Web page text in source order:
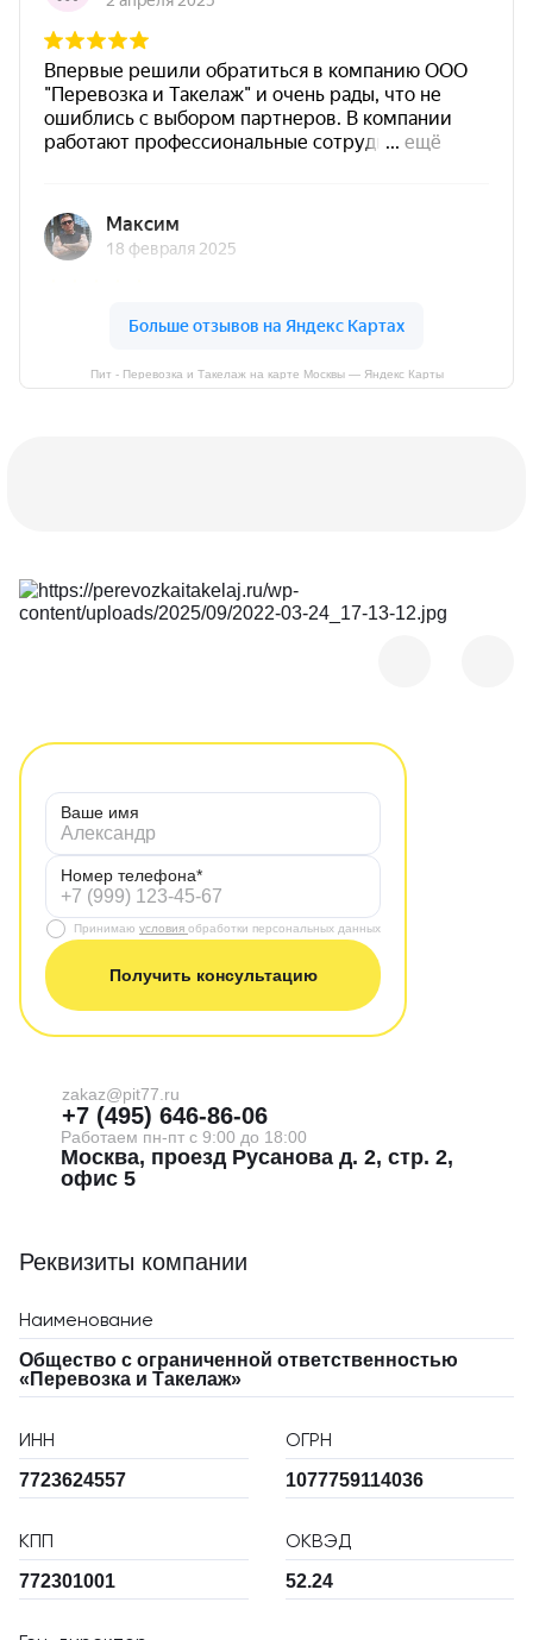
Пит - Перевозка и Такелаж на карте Москвы — Яндекс Карты
Ваше имя
Номер телефона*
Принимаю условия обработки персональных данных
Получить консультацию
zakaz@pit77.ru
+7 (495) 646-86-06
Работаем пн-пт с 9:00 до 18:00
Москва, проезд Русанова д. 2, стр. 2,
офис 5
Реквизиты компании
Наименование
Общество с ограниченной ответственностью
«Перевозка и Такелаж»
ИНН
7723624557
ОГРН
1077759114036
КПП
772301001
ОКВЭД
52.24